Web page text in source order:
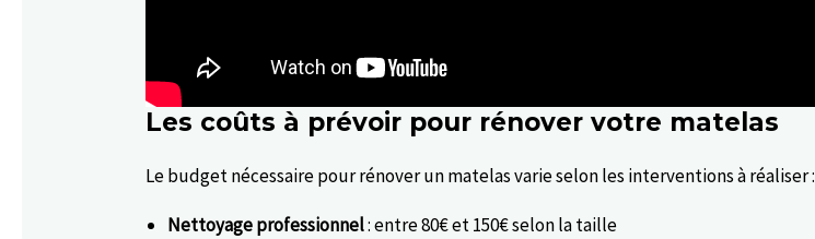
Les coûts à prévoir pour rénover votre matelas
Le budget nécessaire pour rénover un matelas varie selon les interventions à réaliser :
Nettoyage professionnel: entre 80€ et 150€ selon la taille